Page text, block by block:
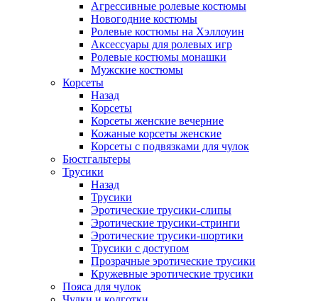
Агрессивные ролевые костюмы
Новогодние костюмы
Ролевые костюмы на Хэллоуин
Аксессуары для ролевых игр
Ролевые костюмы монашки
Мужские костюмы
Корсеты
Назад
Корсеты
Корсеты женские вечерние
Кожаные корсеты женские
Корсеты с подвязками для чулок
Бюстгальтеры
Трусики
Назад
Трусики
Эротические трусики-слипы
Эротические трусики-стринги
Эротические трусики-шортики
Трусики с доступом
Прозрачные эротические трусики
Кружевные эротические трусики
Пояса для чулок